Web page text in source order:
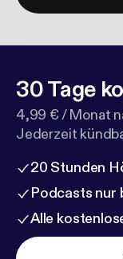
30 Tage
4,99 € / Monat
Jederzeit
20 Stunden
Podcasts nur
Alle